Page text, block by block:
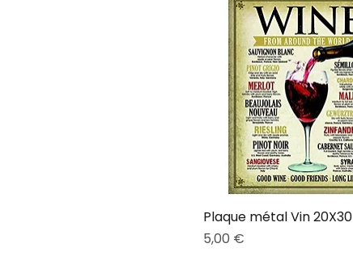
Plaque métal Vin 20X30
Prix
5,00 €